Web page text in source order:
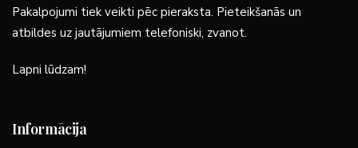
Pakalpojumi tiek veikti pēc pieraksta. Pieteikšanās un
atbildes uz jautājumiem telefoniski, zvanot.
Lapni lūdzam!
Informācija